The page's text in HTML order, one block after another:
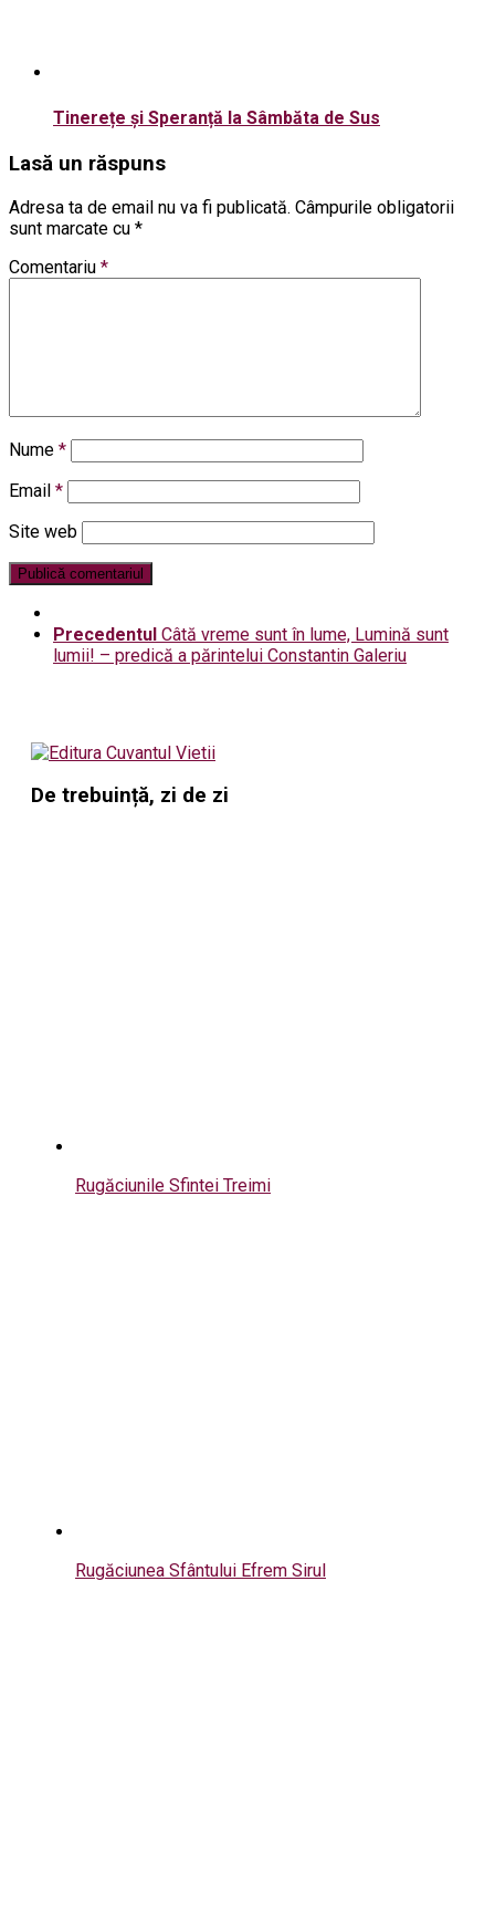
Tinerețe și Speranță la Sâmbăta de Sus
Lasă un răspuns
Adresa ta de email nu va fi publicată. Câmpurile obligatorii
sunt marcate cu *
Comentariu *
Nume *
Email *
Site web
Precedentul Câtă vreme sunt în lume, Lumină sunt
lumii! – predică a părintelui Constantin Galeriu
De trebuință, zi de zi
Rugăciunile Sfintei Treimi
Rugăciunea Sfântului Efrem Sirul